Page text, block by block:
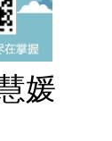
媛